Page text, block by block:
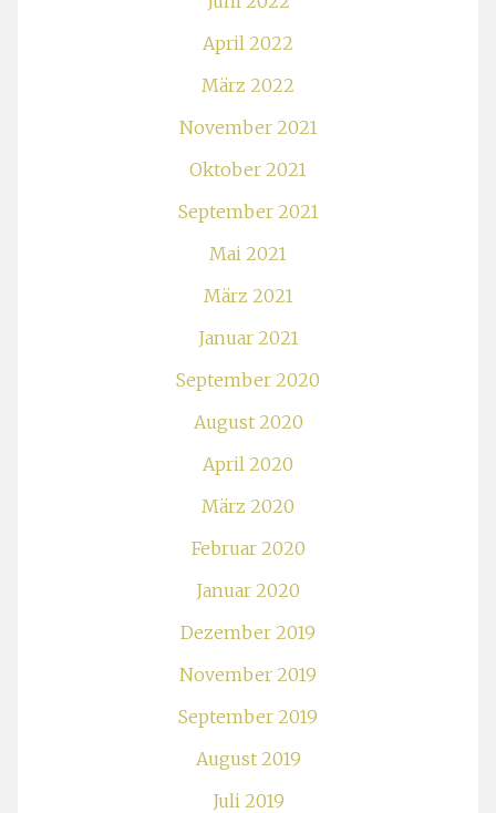
April 2022
März 2022
November 2021
Oktober 2021
September 2021
Mai 2021
März 2021
Januar 2021
September 2020
August 2020
April 2020
März 2020
Februar 2020
Januar 2020
Dezember 2019
November 2019
September 2019
August 2019
Juli 2019